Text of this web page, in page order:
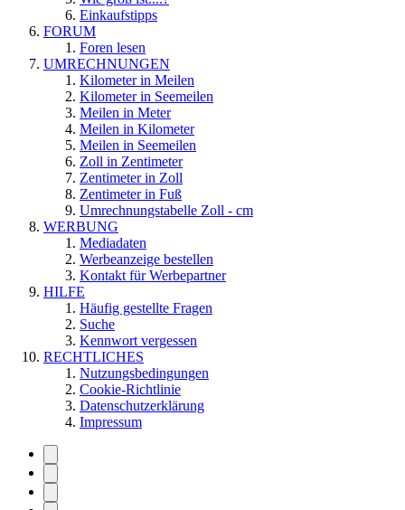
Einkaufstipps
FORUM
Foren lesen
UMRECHNUNGEN
Kilometer in Meilen
Kilometer in Seemeilen
Meilen in Meter
Meilen in Kilometer
Meilen in Seemeilen
Zoll in Zentimeter
Zentimeter in Zoll
Zentimeter in Fuß
Umrechnungstabelle Zoll - cm
WERBUNG
Mediadaten
Werbeanzeige bestellen
Kontakt für Werbepartner
HILFE
Häufig gestellte Fragen
Suche
Kennwort vergessen
RECHTLICHES
Nutzungsbedingungen
Cookie-Richtlinie
Datenschutzerklärung
Impressum